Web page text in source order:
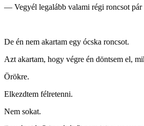
— Vegyél legalább valami régi roncsot
De én nem akartam egy ócska roncsot.
Azt akartam, hogy végre én döntsem el,
Örökre.
Elkezdtem félretenni.
Nem sokat.